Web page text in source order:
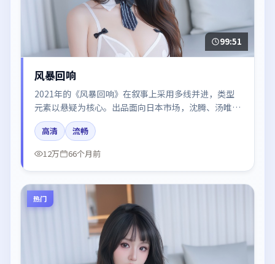
99:51
风暴回响
2021年的《风暴回响》在叙事上采用多线并进，类型
元素以悬疑为核心。出品面向日本市场，沈腾、汤唯、
咏梅所饰角色推动关键反转，结尾留白引发讨论。
高清
流畅
12万
66个月前
热门